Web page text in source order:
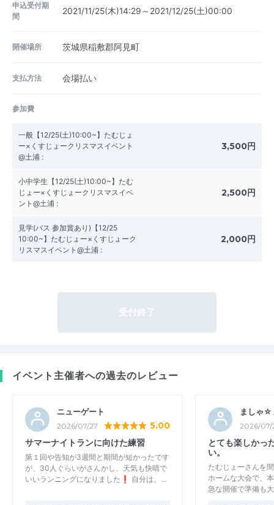
申込受付期
間
2021/11/25(木)14:29～2021/12/25(土)00:00
開催場所 茨城県稲敷郡阿見町
支払方法 会場払い
参加費
一般【12/25(土)10:00~】たむじょ
ー×くすじょークリスマスイベント
@土浦 :
3,500円
小中学生【12/25(土)10:00~】たむ
じょー×くすじょークリスマスイベ
ント@土浦 :
2,500円
見学(バス 参加賞あり)【12/25
10:00~】たむじょー×くすじょーク
リスマスイベント@土浦 :
2,000円
受付終了
イベント主催者への過去のレビュー
ニューゲート
2026/07/27 5.00
サマーナイトランに向けた練習
第１回や告知が3週間と期間が短かったです
が、30人ぐらいがさんかし、天気も快晴で
いいランニングになりました❗️ 自分は、…
ましゃ☆
2026/07/
とても楽しかっ
い。
たむじょーさんを
ホームな大会で、
急な開催で準備も